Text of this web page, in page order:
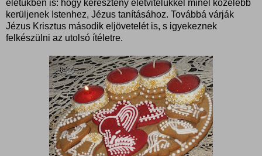
életükben is: hogy keresztény életvitelükkel minél közelebb
kerüljenek Istenhez, Jézus tanításához. Továbbá várják
Jézus Krisztus második eljövetelét is, s igyekeznek
felkészülni az utolsó ítéletre.